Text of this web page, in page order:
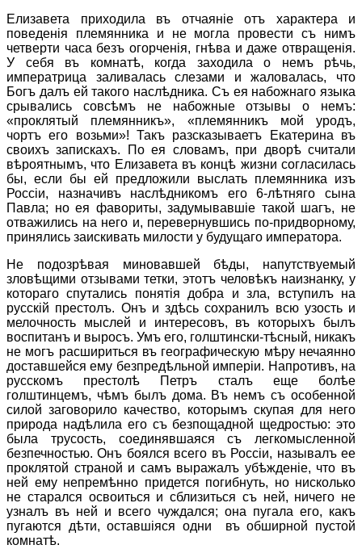
Елизавета приходила въ отчаянiе отъ характера и
поведенiя племянника и не могла провести съ нимъ
четверти часа безъ огорченiя, гнѣва и даже отвращенiя.
У себя въ комнатѣ, когда заходила о немъ рѣчь,
императрица заливалась слезами и жаловалась, что
Богъ далъ ей такого наслѣдника. Съ ея набожнаго языка
срывались совсѣмъ не набожные отзывы о немъ:
«проклятый племянникъ», «племянникъ мой уродъ,
чортъ его возьми»! Такъ разсказываетъ Екатерина въ
своихъ запискахъ. По ея словамъ, при дворѣ считали
вѣроятнымъ, что Елизавета въ концѣ жизни согласилась
бы, если бы ей предложили выслать племянника изъ
Россiи, назначивъ наслѣдникомъ его 6-лѣтняго сына
Павла; но ея фавориты, задумывавшiе такой шагъ, не
отважились на него и, перевернувшись по-придворному,
принялись заискивать милости у будущаго императора.
Не подозрѣвая миновавшей бѣды, напутствуемый
зловѣщими отзывами тетки, этотъ человѣкъ наизнанку, у
котораго спутались понятiя добра и зла, вступилъ на
русскiй престолъ. Онъ и здѣсь сохранилъ всю узость и
мелочность мыслей и интересовъ, въ которыхъ былъ
воспитанъ и выросъ. Умъ его, голштински-тѣсный, никакъ
не могъ расшириться въ географическую мѣру нечаянно
доставшейся ему безпредѣльной имперiи. Напротивъ, на
русскомъ престолѣ Петръ сталъ еще болѣе
голштинцемъ, чѣмъ былъ дома. Въ немъ съ особенной
силой заговорило качество, которымъ скупая для него
природа надѣлила его съ безпощадной щедростью: это
была трусость, соединявшаяся съ легкомысленной
безпечностью. Онъ боялся всего въ Россiи, называлъ ее
проклятой страной и самъ выражалъ убѣжденiе, что въ
ней ему непремѣнно придется погибнуть, но нисколько
не старался освоиться и сблизиться съ ней, ничего не
узналъ въ ней и всего чуждался; она пугала его, какъ
пугаются дѣти, оставшiяся одни въ обширной пустой
комнатѣ.